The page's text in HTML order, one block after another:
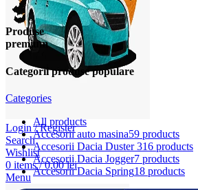
Login / Register
Search
Wishlist
0 items / 0,00lei
Menu
Produse
premium
Categorii produse populare
Categories
All products
Accesorii auto masina59 products
Accesorii Dacia Duster 316 products
Accesorii Dacia Jogger7 products
Accesorii Dacia Spring18 products